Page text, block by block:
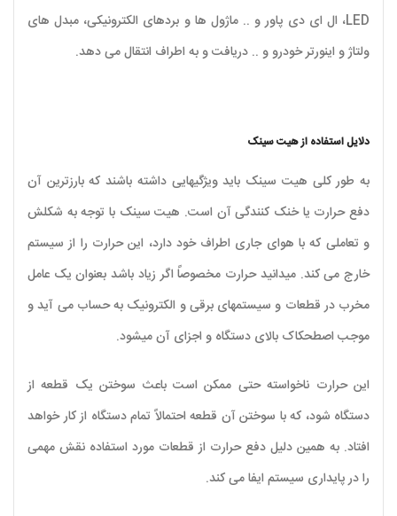
LED، ال ای دی پاور و .. ماژول ها و بردهای الکترونیکی، مبدل های
ولتاژ و اینورتر خودرو و .. دریافت و به اطراف انتقال می دهد.
دلایل استفاده از هیت سینک
به طور کلی هیت سینک باید ویژگیهایی داشته باشند که بارزترین آن
دفع حرارت یا خنک کنندگی آن است. هیت سینک با توجه به شکلش
و تعاملی که با هوای جاری اطراف خود دارد، این حرارت را از سیستم
خارج می کند. میدانید حرارت مخصوصاً اگر زیاد باشد بعنوان یک عامل
مخرب در قطعات و سیستمهای برقی و الکترونیک به حساب می­ آید و
موجب اصطحکاک بالای دستگاه و اجزای آن می­شود.
این حرارت ناخواسته حتی ممکن است باعث سوختن یک قطعه از
دستگاه شود، که با سوختن آن قطعه احتمالاً تمام دستگاه از کار خواهد
افتاد. به همین دلیل دفع حرارت از قطعات مورد استفاده نقش مهمی
را در پایداری سیستم ایفا می کند.